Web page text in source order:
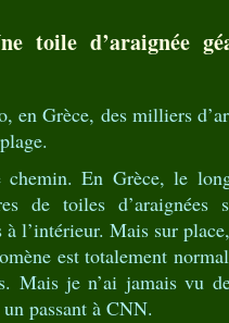
toile d’araignée
en Grèce, des milliers
chemin. En Grèce, le
de toiles d’araignées
l’intérieur. Mais sur
est totalement
Mais je n’ai jamais vu
passant à CNN.